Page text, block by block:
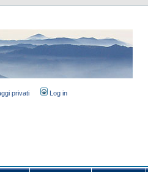
privati Log in